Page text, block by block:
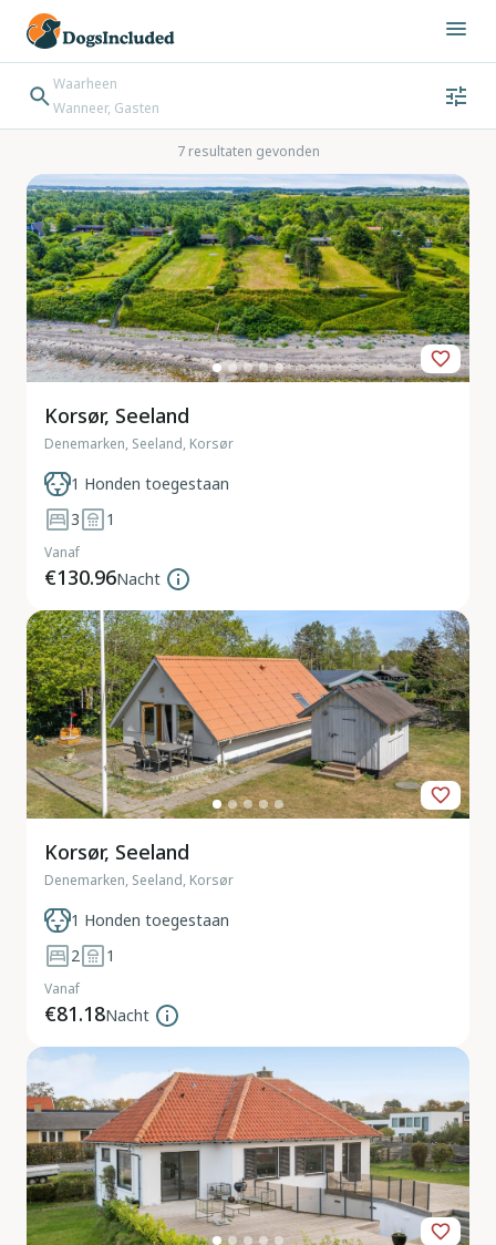
Waarheen
Wanneer, Gasten
Bestemming zoeken
Inchecken → Uitchecken7 resultaten gevonden
Korsør, Seeland
Denemarken, Seeland, Korsør
1 Honden toegestaan
3
1
Vanaf
€130.96Nacht
Korsør, Seeland
Denemarken, Seeland, Korsør
1 Honden toegestaan
2
1
Vanaf
€81.18Nacht